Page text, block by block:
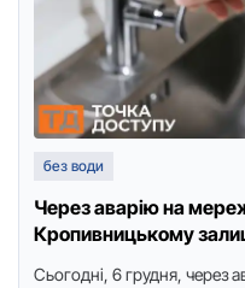
без води
Через аварію на
Кропивницькому
Сьогодні, 6 грудня, через